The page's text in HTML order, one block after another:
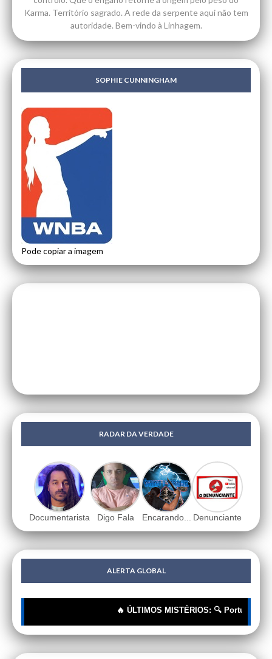
Karma. Território sagrado. A rede da serpente aqui não tem
autoridade. Bem-vindo à Linhagem.
SOPHIE CUNNINGHAM
Pode copiar a imagem
RADAR DA VERDADE
Documentarista Digo Fala Encarando... Denunciante
ALERTA GLOBAL
🔥 ÚLTIMOS MISTÉRIOS: 🔍